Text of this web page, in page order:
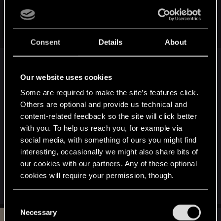
Consent Details About
Our website uses cookies
Some are required to make the site’s features click.
Others are optional and provide us technical and
content-related feedback so the site will click better
with you. To help us reach you, for example via
social media, with something of ours you might find
interesting, occasionally we might also share bits of
our cookies with our partners. Any of these optional
cookies will require your permission, though.
and tweak your preferences regarding them in the
Necessary
HA HA. I kurde nic!!! Już sam nie wiem co robić i czy to
ogóle będzie działać.
Click to expand...
polsku. Czasami ciężko czyta się takie hieroglify.
Jak przy instalacji występują Ci takie błędy, to nic
dziwnego, że nie działa
Problem leży pewnie po stronie Windowsa (tutaj
masz kolejną odmowę dostępu!)